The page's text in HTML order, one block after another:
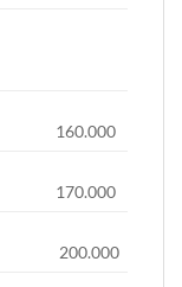
160.000
170.000
200.000